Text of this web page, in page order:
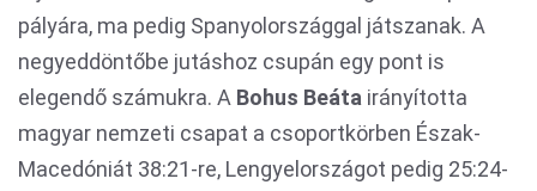
pályára, ma pedig Spanyolországgal játszanak. A
negyeddöntőbe jutáshoz csupán egy pont is
elegendő számukra. A Bohus Beáta irányította
magyar nemzeti csapat a csoportkörben Észak-
Macedóniát 38:21-re, Lengyelországot pedig 25:24-